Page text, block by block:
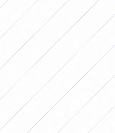
Paez x2, Alma Donofrio,
(Alma Benedetti,
Morena Rozales)
(Nataly Layme)
Cardenas x5, Emma